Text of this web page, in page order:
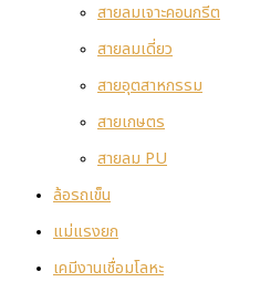
สายลมเจาะคอนกรีต
สายลมเดี่ยว
สายอุตสาหกรรม
สายเกษตร
สายลม PU
ล้อรถเข็น
แม่แรงยก
เคมีงานเชื่อมโลหะ